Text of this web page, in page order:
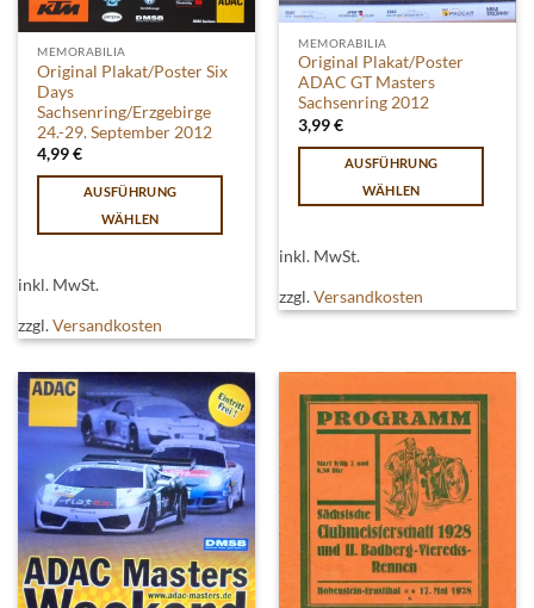
MEMORABILIA
Original Plakat/Poster Six
Days
Sachsenring/Erzgebirge
24.-29. September 2012
4,99€
AUSFÜHRUNG
WÄHLEN
weist
mehrere
Varianten
auf.
Die
Optionen
können
auf
der
Produktseite
gewählt
werden
inkl. MwSt.
zzgl.Versandkosten
MEMORABILIA
Original Plakat/Poster
ADAC GT Masters
Sachsenring 2012
3,99€
AUSFÜHRUNG
WÄHLEN
weist
mehrere
Varianten
Optionen
können
der
Produktseite
gewählt
werden
inkl. MwSt.
zzgl.Versandkosten